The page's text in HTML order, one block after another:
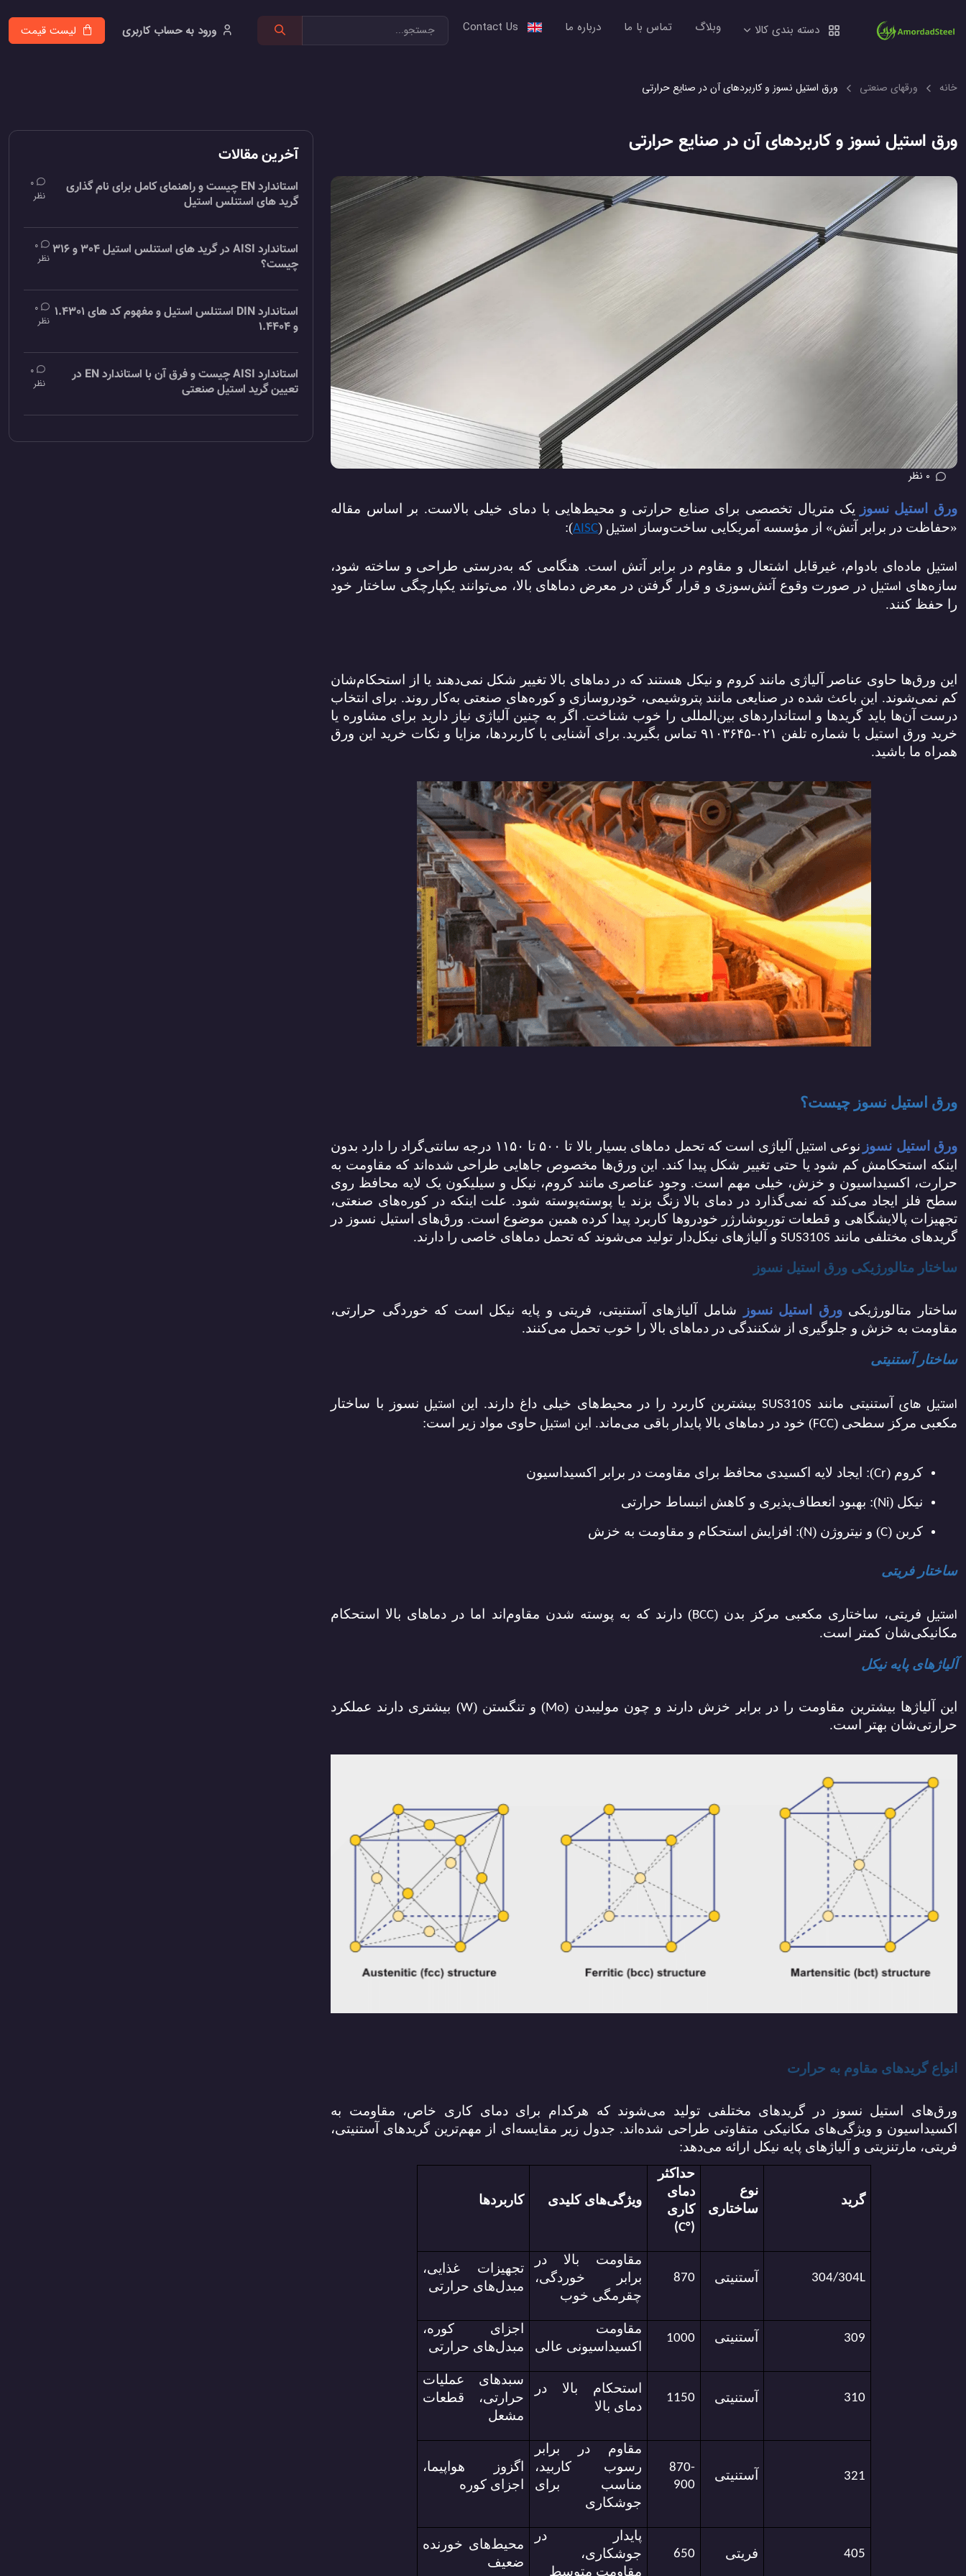
ورود به حساب کاربری لیست قیمت دسته بندی کالا وبلاگ تماس با ما درباره ما
خانه ورقهای صنعتی ورق استیل نسوز و کاربردهای آن در صنایع حرارتی
ورق استیل نسوز و کاربردهای آن در صنایع حرارتی
0 نظر
ورق استیل نسوز یک متریال تخصصی برای صنایع حرارتی و محیط‌هایی با دمای خیلی بالاست. بر اساس مقاله
«حفاظت در برابر آتش» از مؤسسه آمریکایی ساخت‌وساز استیل (
AISC
):
استیل ماده‌ای بادوام، غیرقابل اشتعال و مقاوم در برابر آتش است. هنگامی که به‌درستی طراحی و ساخته شود،
سازه‌های استیل در صورت وقوع آتش‌سوزی و قرار گرفتن در معرض دماهای بالا، می‌توانند یکپارچگی ساختار خود
را حفظ کنند.
این ورق‌ها حاوی عناصر آلیاژی مانند کروم و نیکل هستند که در دماهای بالا تغییر شکل نمی‌دهند یا از استحکام‌شان
کم نمی‌شوند. این باعث شده در صنایعی مانند پتروشیمی، خودروسازی و کوره‌های صنعتی به‌کار روند. برای انتخاب
درست آن‌ها باید گریدها و استانداردهای بین‌المللی را خوب شناخت. اگر به چنین آلیاژی نیاز دارید برای مشاوره یا
خرید ورق استیل با شماره تلفن ۰۲۱-۹۱۰۳۶۴۵ تماس بگیرید. برای آشنایی با کاربردها، مزایا و نکات خرید این ورق
همراه ما باشید.
ورق استیل نسوز چیست؟
ورق استیل نسوز نوعی استیل
آلیاژی است که تحمل دماهای بسیار بالا تا ۵۰۰ تا ۱۱۵۰ درجه سانتی‌گراد را دارد بدون
اینکه استحکامش کم شود یا حتی تغییر شکل پیدا کند. این ورق‌ها مخصوص جاهایی طراحی شده‌اند که مقاومت به
حرارت، اکسیداسیون و خزش، خیلی مهم است. وجود عناصری مانند کروم، نیکل و سیلیکون یک لایه محافظ روی
سطح فلز ایجاد می‌کند که نمی‌گذارد در دمای بالا زنگ بزند یا پوسته‌پوسته شود. علت اینکه در کوره‌های صنعتی،
تجهیزات پالایشگاهی و قطعات توربوشارژر خودروها کاربرد پیدا کرده همین موضوع است. ورق‌های استیل نسوز در
گریدهای مختلفی مانند SUS310S و آلیاژهای نیکل‌دار تولید می‌شوند که تحمل دماهای خاصی را دارند.
ساختار متالورژیکی ورق استیل نسوز
ساختار متالورژیکیورق استیل نسوز
شامل آلیاژهای آستنیتی، فریتی و پایه نیکل است که خوردگی حرارتی،
مقاومت به خزش و جلوگیری از شکنندگی در دماهای بالا را خوب تحمل می‌کنند.
ساختار آستنیتی
استیل هایآستنیتی مانند SUS310Sبیشترین کاربرد را در محیط‌های خیلی داغ دارند. این استیل نسوز با ساختار
مکعبی مرکز سطحی (FCC) خود در دماهای بالا پایدار باقی می‌ماند. این استیل حاوی مواد زیر است:
کروم (Cr): ایجاد لایه اکسیدی محافظ برای مقاومت در برابر اکسیداسیون
نیکل (Ni): بهبود انعطاف‌پذیری و کاهش انبساط حرارتی
کربن (C) و نیتروژن (N): افزایش استحکام و مقاومت به خزش
ساختار فریتی
استیل فریتی، ساختاری مکعبی مرکز ‌بدن (BCC) دارند که به پوسته شدن مقاوم‌اند اما در دماهای بالا استحکام
مکانیکی‌شان کمتر است.
آلیاژهای پایه نیکل
این آلیاژها بیشترین مقاومت را در برابر خزش دارند و چون مولیبدن (Mo) و تنگستن (W) بیشتری دارند عملکرد
حرارتی‌شان بهتر است.
انواع گریدهای مقاوم به حرارت
ورق‌های استیل نسوز در گریدهای مختلفی تولید می‌شوند که هرکدام برای دمای کاری خاص، مقاومت به
اکسیداسیون و ویژگی‌های مکانیکی متفاوتی طراحی شده‌اند. جدول زیر مقایسه‌ای از مهم‌ترین گریدهای آستنیتی،
فریتی، مارتنزیتی و آلیاژهای پایه نیکل ارائه می‌دهد:
گرید
نوع
ساختاری
حداکثر
دمای
کاری
(°
C
)
ویژگی‌های کلیدی کاربردها
304/304L آستنیتی 870
مقاومت بالا در
برابر خوردگی،
چقرمگی خوب
تجهیزات غذایی،
مبدل‌های حرارتی
309 آستنیتی 1000
مقاومت
اکسیداسیونی عالی
اجزای کوره،
مبدل‌های حرارتی
310 آستنیتی 1150
استحکام بالا در
دمای بالا
سبدهای عملیات
حرارتی، قطعات
مشعل
321 آستنیتی
870-
900
مقاوم در برابر
رسوب کاربید،
مناسب برای
جوشکاری
اگزوز هواپیما،
اجزای کوره
405 فریتی 650
پایدار در
جوشکاری،
مقاومت متوسط
محیط‌های خورنده
ضعیف
آخرین مقالات
استاندارد EN چیست و راهنمای کامل برای نام گذاری
گرید های استنلس استیل
0
نظر
استاندارد AISI در گرید های استنلس استیل 304 و 316
چیست؟
0
نظر
استاندارد DIN استنلس استیل و مفهوم کد های 1.4301
و 1.4404
0
نظر
استاندارد AISI چیست و فرق آن با استاندارد EN در
تعیین گرید استیل صنعتی
0
نظر